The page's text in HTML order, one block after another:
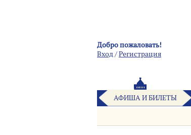
Добро пожаловать!
Вход/Pегистрация
АФИША И БИЛЕТЫ